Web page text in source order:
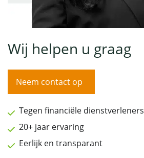
Wij helpen u graag
Neem contact op
Tegen financiële dienstverleners
20+ jaar ervaring
Eerlijk en transparant